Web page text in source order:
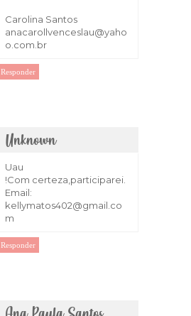
Carolina Santos
anacarollvenceslau@yaho
o.com.br
Responder
Unknown
Uau
!Com certeza,participarei.
Email:
kellymatos402@gmail.co
m
Responder